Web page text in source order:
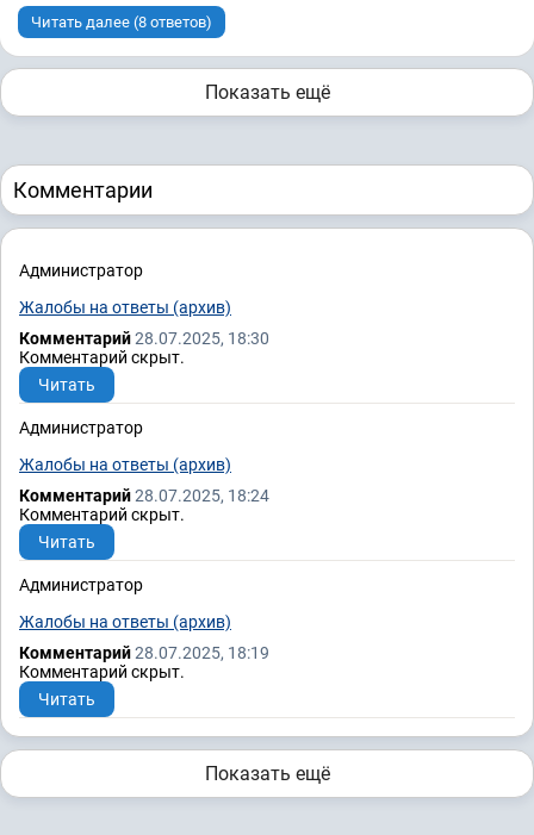
Читать далее (8 ответов)
Показать ещё
Комментарии
Администратор
Жалобы на ответы (архив)
Комментарий28.07.2025, 18:30
Комментарий скрыт.
Читать
Администратор
Жалобы на ответы (архив)
Комментарий28.07.2025, 18:24
Комментарий скрыт.
Читать
Администратор
Жалобы на ответы (архив)
Комментарий28.07.2025, 18:19
Комментарий скрыт.
Читать
Показать ещё